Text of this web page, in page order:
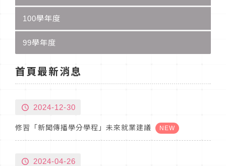
100學年度
99學年度
首頁最新消息
2024-12-30
修習「新聞傳播學分學程」未來就業建議 NEW
2024-04-26